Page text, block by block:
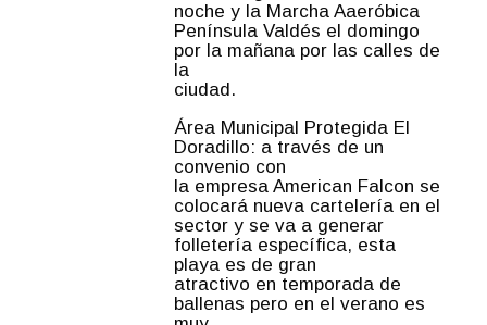
noche y la Marcha Aaeróbica
Península Valdés el domingo
por la mañana por las calles de
la
ciudad.
Área Municipal Protegida El
Doradillo: a través de un
convenio con
la empresa American Falcon se
colocará nueva cartelería en el
sector y se va a generar
folletería específica, esta
playa es de gran
atractivo en temporada de
ballenas pero en el verano es